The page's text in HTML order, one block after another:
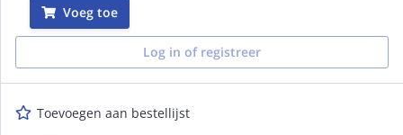
Voeg toe
Log in of registreer
Toevoegen aan bestellijst